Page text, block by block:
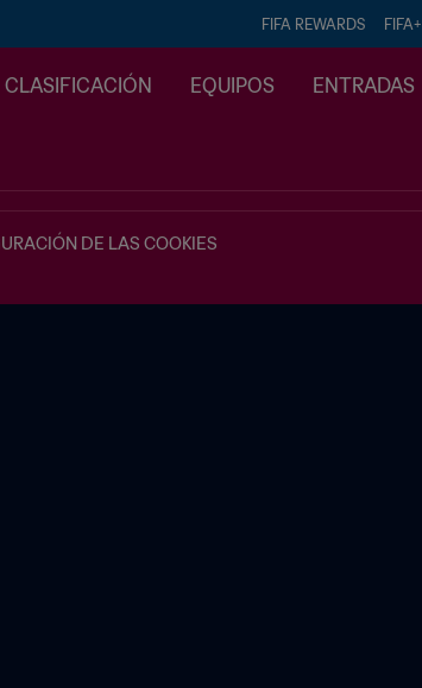
FIFA REWARDS FIFA+
CLASIFICACIÓN EQUIPOS ENTRADAS
DE LAS COOKIES